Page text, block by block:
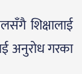
शिक्षालाई
अनुरोध गरका